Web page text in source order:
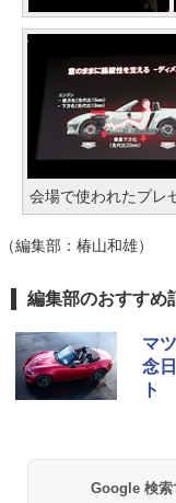
会場で使われたプレ
（編集部：椿山和雄）
編集部のおすすめ
マ
念
ト
Google 検索